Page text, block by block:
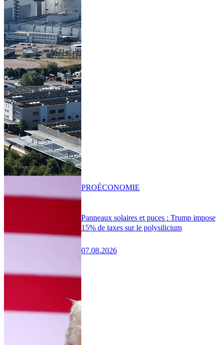
Panneaux solaires et puces : Trump impose
15% de taxes sur le polysilicium
07.08.2026
PROÉCONOMIE